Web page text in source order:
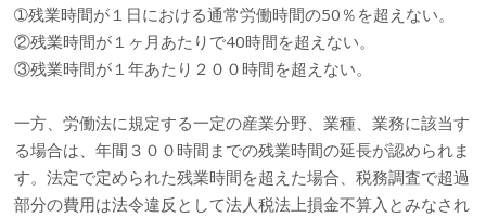
➀残業時間が１日における通常労働時間の50％を超えない。
②残業時間が１ヶ月あたりで40時間を超えない。
③残業時間が１年あたり２００時間を超えない。
一方、労働法に規定する一定の産業分野、業種、業務に該当す
る場合は、年間３００時間までの残業時間の延長が認められま
す。法定で定められた残業時間を超えた場合、税務調査で超過
部分の費用は法令違反として法人税法上損金不算入とみなされ